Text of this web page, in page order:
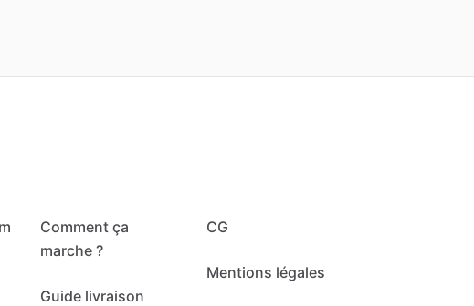
Comment ça
marche ?
Guide livraison
CG
Mentions légales